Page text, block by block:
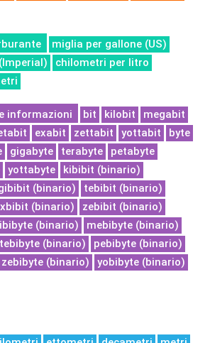
miglia per gallone (US)
chilometri per litro
informazioni bit kilobit
megabit
exabit zettabit yottabit
byte
gigabyte terabyte
petabyte
yottabyte
kibibit (binario)
(binario)
tebibit (binario)
(binario)
zebibit (binario)
(binario)
mebibyte (binario)
tebibyte (binario)
pebibyte (binario)
zebibyte (binario)
yobibyte (binario)